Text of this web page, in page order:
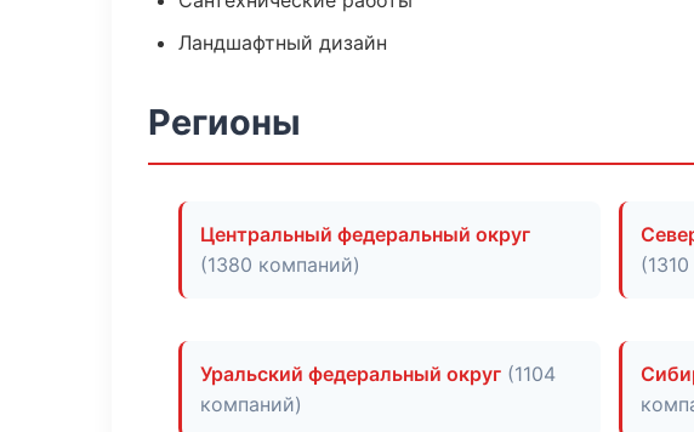
Ландшафтный дизайн
Регионы
Центральный федеральный округ
(1380 компаний)
Уральский федеральный округ (1104
компаний)